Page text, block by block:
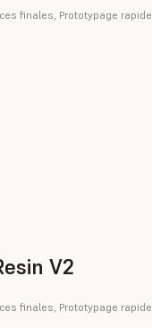
finales, Prototypage rapide
V2
finales, Prototypage rapide